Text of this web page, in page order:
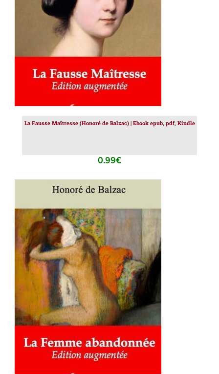
AJOUTER AU PANIER / DÉTAILS
La Fausse Maîtresse (Honoré de Balzac) | Ebook epub, pdf, Kindle
0.99€
AJOUTER AU PANIER / DÉTAILS